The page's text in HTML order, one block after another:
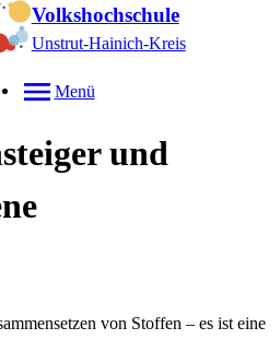
Volkshochschule
Unstrut-Hainich-Kreis
Menü
und
von Stoffen – es ist eine